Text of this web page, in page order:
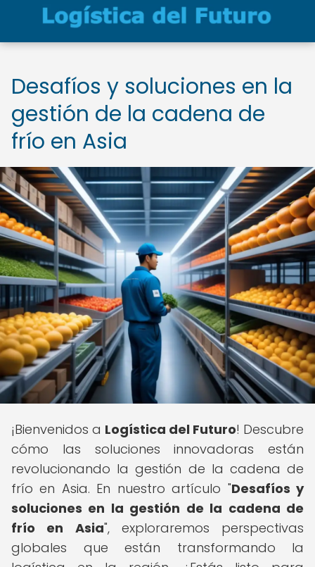
Desafíos y soluciones en la
gestión de la cadena de
frío en Asia
¡Bienvenidos a Logística del Futuro! Descubre
cómo las soluciones innovadoras están
revolucionando la gestión de la cadena de
frío en Asia. En nuestro artículo "Desafíos y
soluciones en la gestión de la cadena de
frío en Asia", exploraremos perspectivas
globales que están transformando la